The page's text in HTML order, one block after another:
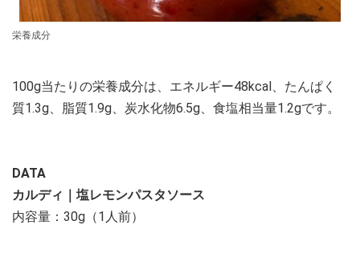
栄養成分
100g当たりの栄養成分は、エネルギー48kcal、たんぱく
質1.3g、脂質1.9g、炭水化物6.5g、食塩相当量1.2gです。
DATA
カルディ｜塩レモンパスタソース
内容量：30g（1人前）